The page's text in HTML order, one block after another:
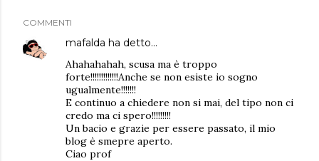
COMMENTI
mafalda ha detto…
Ahahahahah, scusa ma è troppo
forte!!!!!!!!!!!!!Anche se non esiste io sogno
ugualmente!!!!!!!
E continuo a chiedere non si mai, del tipo non ci
credo ma ci spero!!!!!!!!!
Un bacio e grazie per essere passato, il mio
blog è smepre aperto.
Ciao prof